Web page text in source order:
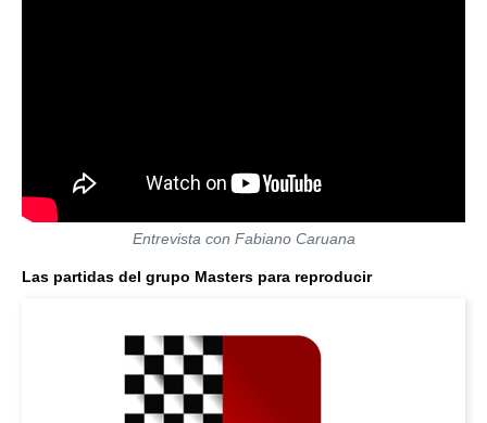
Entrevista con Fabiano Caruana
Las partidas del grupo Masters para reproducir